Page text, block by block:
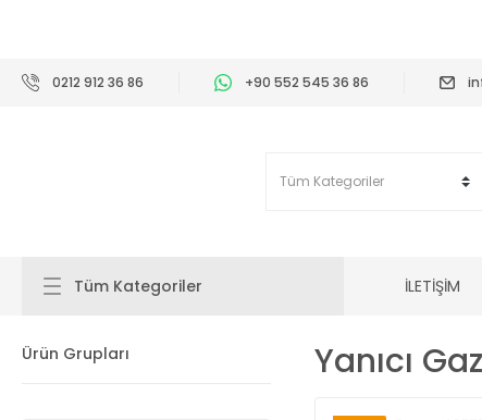
0212 912 36 86 +90 552 545 36 86
Tüm Kategoriler İLETİŞİM
Ürün Grupları Yanıcı